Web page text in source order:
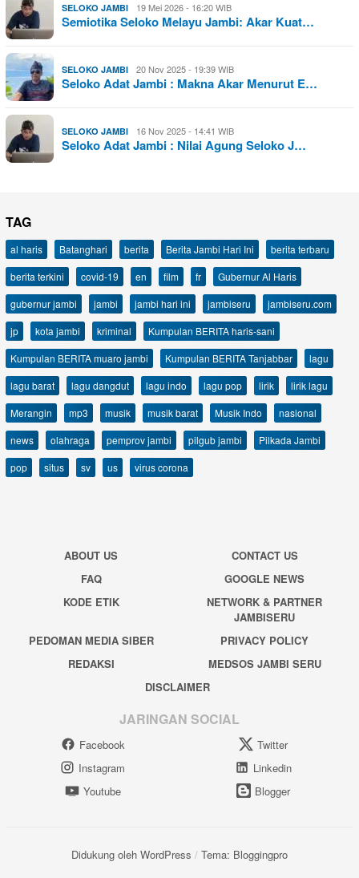
SELOKO JAMBI 19 Mei 2026 - 16:20 WIB
Semiotika Seloko Melayu Jambi: Akar Kuat…
SELOKO JAMBI 20 Nov 2025 - 19:39 WIB
Seloko Adat Jambi : Makna Akar Menurut E…
SELOKO JAMBI 16 Nov 2025 - 14:41 WIB
Seloko Adat Jambi : Nilai Agung Seloko J…
TAG
al haris Batanghari berita Berita Jambi Hari Ini
berita terbaru
berita terkini
covid-19 en film fr
Gubernur Al Haris
gubernur jambi
jambi jambi hari ini jambiseru
jambiseru.com
jp
kota jambi kriminal
Kumpulan BERITA haris-sani
Kumpulan BERITA muaro jambi
Kumpulan BERITA Tanjabbar
lagu
lagu barat
lagu dangdut lagu indo lagu pop lirik
lirik lagu
Merangin
mp3 musik musik barat Musik Indo
nasional
news
olahraga pemprov jambi pilgub jambi
Pilkada Jambi
pop
situs sv us virus corona
ABOUT US
CONTACT US
FAQ
GOOGLE NEWS
KODE ETIK
NETWORK & PARTNER
JAMBISERU
PEDOMAN MEDIA SIBER
PRIVACY POLICY
REDAKSI
MEDSOS JAMBI SERU
DISCLAIMER
JARINGAN SOCIAL
Facebook
Twitter
Instagram
Linkedin
Youtube
Blogger
Didukung oleh WordPress / Tema: Bloggingpro